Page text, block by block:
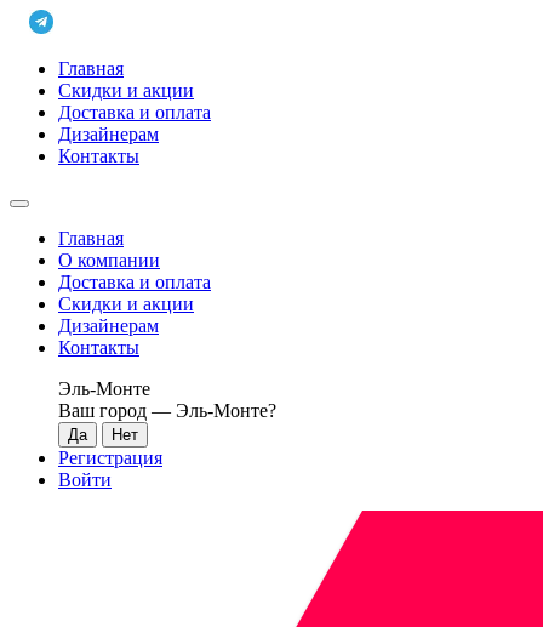
Главная
Скидки и акции
Доставка и оплата
Дизайнерам
Контакты
Главная
О компании
Доставка и оплата
Скидки и акции
Дизайнерам
Контакты
Эль-Монте
Ваш город — Эль-Монте?
Регистрация
Войти